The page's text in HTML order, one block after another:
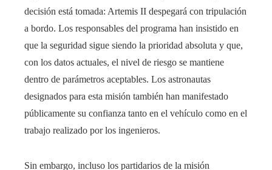
decisión está tomada: Artemis II despegará con tripulación
a bordo. Los responsables del programa han insistido en
que la seguridad sigue siendo la prioridad absoluta y que,
con los datos actuales, el nivel de riesgo se mantiene
dentro de parámetros aceptables. Los astronautas
designados para esta misión también han manifestado
públicamente su confianza tanto en el vehículo como en el
trabajo realizado por los ingenieros.
Sin embargo, incluso los partidarios de la misión